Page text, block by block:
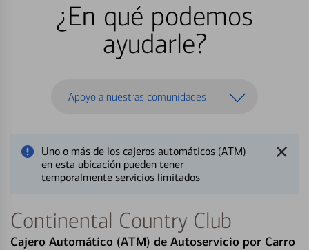
¿En qué podemos
ayudarle?
Apoyo a nuestras comunidades
Uno o más de los cajeros automáticos (ATM)
en esta ubicación pueden tener
temporalmente servicios limitados
Continental Country Club
Cajero Automático (ATM) de Autoservicio por Carro